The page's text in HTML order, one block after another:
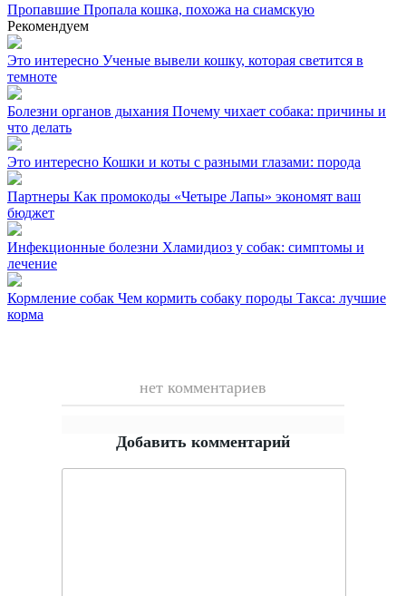
Пропавшие Пропала кошка, похожа на сиамскую
Рекомендуем
Это интересно Ученые вывели кошку, которая светится в
темноте
Болезни органов дыхания Почему чихает собака: причины и
что делать
Это интересно Кошки и коты с разными глазами: порода
Партнеры Как промокоды «Четыре Лапы» экономят ваш
бюджет
Инфекционные болезни Хламидиоз у собак: симптомы и
лечение
Кормление собак Чем кормить собаку породы Такса: лучшие
корма
нет комментариев
Добавить комментарий